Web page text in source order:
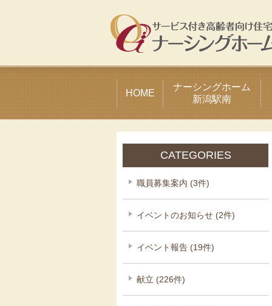
HOME
ナーシングホーム
新潟駅南
CATEGORIES
職員募集案内 (3件)
イベントのお知らせ (2件)
イベント報告 (19件)
献立 (226件)